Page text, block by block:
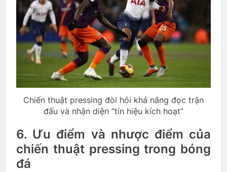
Chiến thuật pressing đòi hỏi khả năng đọc trận
đấu và nhận diện “tín hiệu kích hoạt”
6. Ưu điểm và nhược điểm của
chiến thuật pressing trong bóng
đá